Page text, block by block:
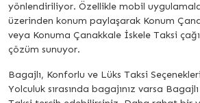
yönlendiriliyor. Özellikle mobil
üzerinden konum paylaşarak Konum
veya Konuma Çanakkale İskele Taksi
çözüm sunuyor.
Bagajlı, Konforlu ve Lüks Taksi Seçenekleri
Yolculuk sırasında bagajınız varsa